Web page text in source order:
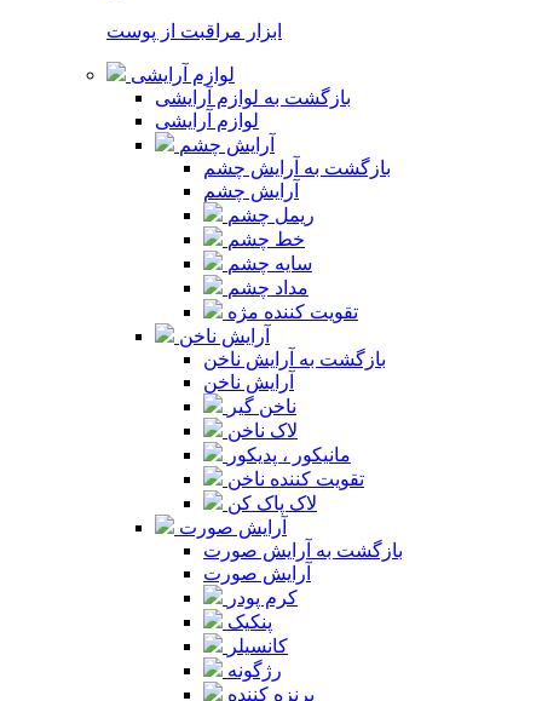
ابزار مراقبت از پوست
لوازم آرایشی
بازگشت به لوازم آرایشی
لوازم آرایشی
آرایش چشم
بازگشت به آرایش چشم
آرایش چشم
ریمل چشم
خط چشم
سایه چشم
مداد چشم
تقویت کننده مژه
آرایش ناخن
بازگشت به آرایش ناخن
آرایش ناخن
ناخن گیر
لاک ناخن
مانیکور ، پدیکور
تقویت کننده ناخن
لاک پاک کن
آرایش صورت
بازگشت به آرایش صورت
آرایش صورت
کرم پودر
پنکیک
کانسیلر
رژگونه
برنزه کننده